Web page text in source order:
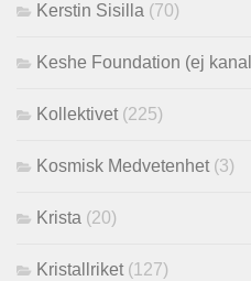
Kerstin Sisilla (70)
Keshe Foundation (ej
Kollektivet(225)
Kosmisk Medvetenhet(3)
Krista (20)
Kristallriket(127)